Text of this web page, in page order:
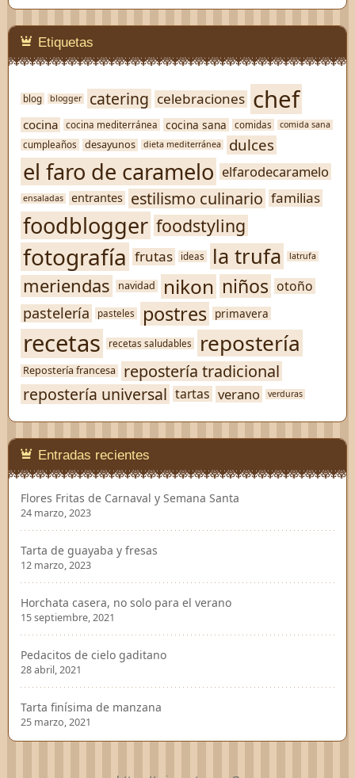
Etiquetas
blog blogger catering celebraciones chef
cocina cocina mediterránea cocina sana comidas comida sana
cumpleaños desayunos dieta mediterránea dulces
el faro de caramelo elfarodecaramelo
ensaladas entrantes estilismo culinario familias
foodblogger foodstyling
fotografía frutas ideas la trufa latrufa
meriendas navidad nikon niños otoño
pastelería pasteles postres primavera
recetas recetas saludables repostería
Repostería francesa
repostería tradicional
repostería universal tartas verano verduras
Entradas recientes
Flores Fritas de Carnaval y Semana Santa
24 marzo, 2023
Tarta de guayaba y fresas
12 marzo, 2023
Horchata casera, no solo para el verano
15 septiembre, 2021
Pedacitos de cielo gaditano
28 abril, 2021
Tarta finísima de manzana
25 marzo, 2021